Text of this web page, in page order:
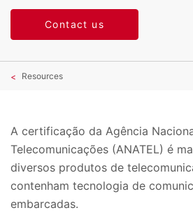
Contact us
Resources
A certificação da Agência
Telecomunicações (ANATEL) é
diversos produtos de
contenham tecnologia de
embarcadas.